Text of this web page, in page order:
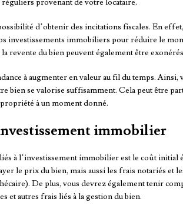
d’obtenir des incitations fiscales. En
investissements immobiliers pour réduire le
revente du bien peuvent également être
à augmenter en valeur au fil du temps.
bien se valorise suffisamment. Cela peut être
à un moment donné.
immobilier
à l’investissement immobilier est le coût initial
le prix du bien, mais aussi les frais notariés et
De plus, vous devrez également tenir
et autres frais liés à la gestion du bien.